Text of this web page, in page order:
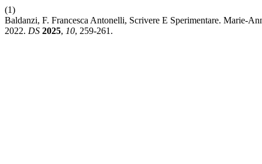
(1)
Baldanzi, F. Francesca Antonelli, Scrivere E Sperimentare. Marie-
2022. DS 2025, 10, 259-261.